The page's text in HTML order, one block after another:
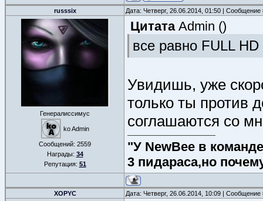
russsix Дата: Четверг, 26.06.2014, 01:50 |
Генералиссимус
ko Admin
Сообщений: 2559
Награды: 34
Репутация: 51
Цитата Admin ()
все равно FULL
Увидишь, уже
только ты против
соглашаются со
"У NewBee в
3 пидараса,но
XOPYC Дата: Четверг, 26.06.2014, 10:09 |